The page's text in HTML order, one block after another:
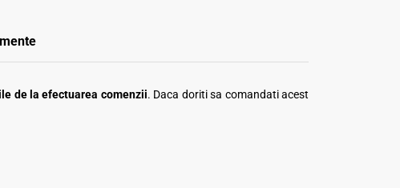
de la efectuarea comenzii. Daca doriti sa comandati acest